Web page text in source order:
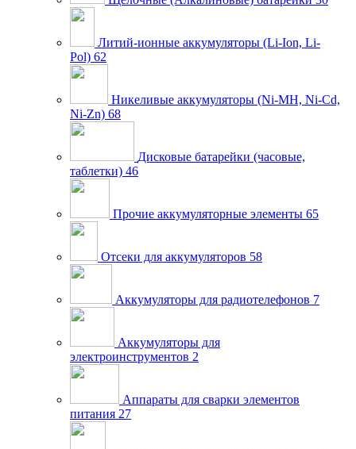
Литий-ионные аккумуляторы (Li-Ion, Li-
Pol) 62
Никеливые аккумуляторы (Ni-MH, Ni-Cd,
Ni-Zn) 68
Дисковые батарейки (часовые,
таблетки) 46
Прочие аккумуляторные элементы 65
Отсеки для аккумуляторов 58
Аккумуляторы для радиотелефонов 7
Аккумуляторы для
электроинструментов 2
Аппараты для сварки элементов
питания 27